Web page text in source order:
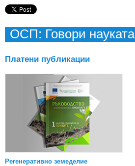
ОСП: Говори науката
Платени публикации
Регенеративно земеделие